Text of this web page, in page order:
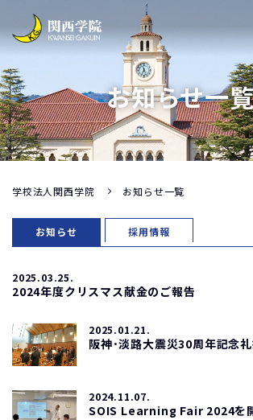
メニュー
お知らせ一
学校法人関西学院 お知らせ一覧
お知らせ 採用情報
2025.03.25.
2024年度クリスマス献金のご報告
2025.01.21.
阪神･淡路大震災30周年記念
2024.11.07.
SOIS Learning Fair 2024を